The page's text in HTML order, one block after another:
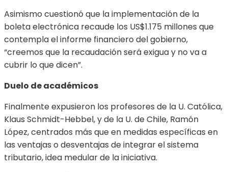
Asimismo cuestionó que la implementación de la
boleta electrónica recaude los US$1.175 millones que
contempla el informe financiero del gobierno,
“creemos que la recaudación será exigua y no va a
cubrir lo que dicen”.
Duelo de académicos
Finalmente expusieron los profesores de la U. Católica,
Klaus Schmidt-Hebbel, y de la U. de Chile, Ramón
López, centrados más que en medidas específicas en
las ventajas o desventajas de integrar el sistema
tributario, idea medular de la iniciativa.